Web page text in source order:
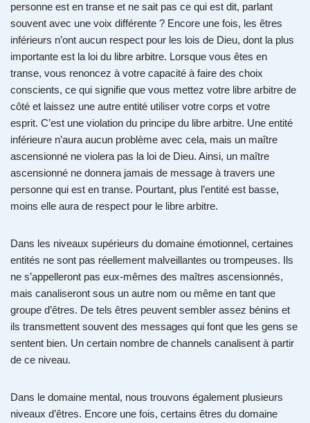
personne est en transe et ne sait pas ce qui est dit, parlant
souvent avec une voix différente ? Encore une fois, les êtres
inférieurs n’ont aucun respect pour les lois de Dieu, dont la plus
importante est la loi du libre arbitre. Lorsque vous êtes en
transe, vous renoncez à votre capacité à faire des choix
conscients, ce qui signifie que vous mettez votre libre arbitre de
côté et laissez une autre entité utiliser votre corps et votre
esprit. C’est une violation du principe du libre arbitre. Une entité
inférieure n’aura aucun problème avec cela, mais un maître
ascensionné ne violera pas la loi de Dieu. Ainsi, un maître
ascensionné ne donnera jamais de message à travers une
personne qui est en transe. Pourtant, plus l’entité est basse,
moins elle aura de respect pour le libre arbitre.
Dans les niveaux supérieurs du domaine émotionnel, certaines
entités ne sont pas réellement malveillantes ou trompeuses. Ils
ne s’appelleront pas eux-mêmes des maîtres ascensionnés,
mais canaliseront sous un autre nom ou même en tant que
groupe d’êtres. De tels êtres peuvent sembler assez bénins et
ils transmettent souvent des messages qui font que les gens se
sentent bien. Un certain nombre de channels canalisent à partir
de ce niveau.
Dans le domaine mental, nous trouvons également plusieurs
niveaux d’êtres. Encore une fois, certains êtres du domaine